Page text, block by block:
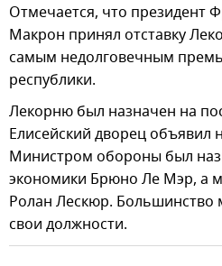
Отмечается, что президент
Макрон принял отставку
самым недолговечным
республики.
Лекорню был назначен на
Елисейский дворец объявил
Министром обороны был
экономики Брюно Ле Мэр, а
Ролан Лескюр. Большинство
свои должности.